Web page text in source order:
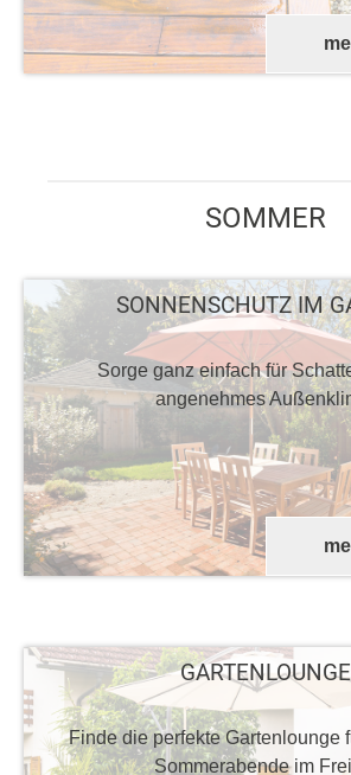
SOMMER
SONNENSCHUTZ IM
Sorge ganz einfach für
angenehmes
GARTENLOUNGE
Finde die perfekte Gartenlounge
Sommerabende im